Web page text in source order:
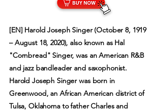
[EN] Harold Joseph Singer (October 8, 1919
– August 18, 2020), also known as Hal
"Cornbread" Singer, was an American R&B
and jazz bandleader and saxophonist.
Harold Joseph Singer was born in
Greenwood, an African American district of
Tulsa, Oklahoma to father Charles and